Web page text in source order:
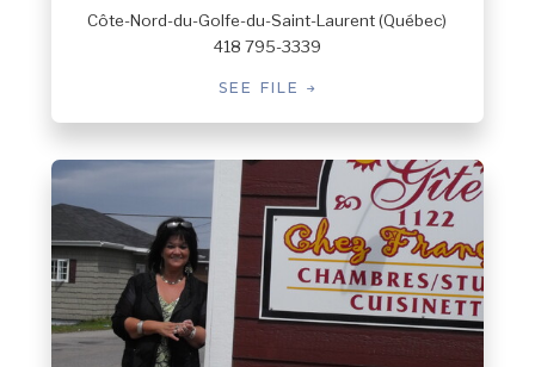
Côte-Nord-du-Golfe-du-Saint-Laurent (Québec)
418 795-3339
SEE FILE